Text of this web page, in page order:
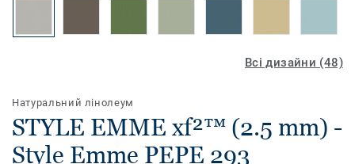
Всі дизайни (48)
Натуральний лінолеум
STYLE EMME xf²™ (2.5 mm) -
Style Emme PEPE 293